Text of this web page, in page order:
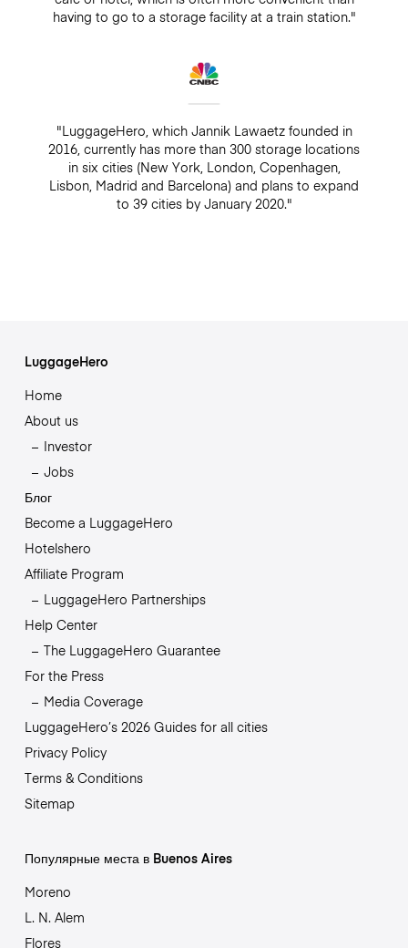
having to go to a storage facility at a train station."
"LuggageHero, which Jannik Lawaetz founded in
2016, currently has more than 300 storage locations
in six cities (New York, London, Copenhagen,
Lisbon, Madrid and Barcelona) and plans to expand
to 39 cities by January 2020."
LuggageHero
Home
About us
Investor
Jobs
Блог
Become a LuggageHero
Hotelshero
Affiliate Program
LuggageHero Partnerships
Help Center
The LuggageHero Guarantee
For the Press
Media Coverage
LuggageHero’s 2026 Guides for all cities
Privacy Policy
Terms & Conditions
Sitemap
Популярные места в Buenos Aires
Moreno
L. N. Alem
Flores